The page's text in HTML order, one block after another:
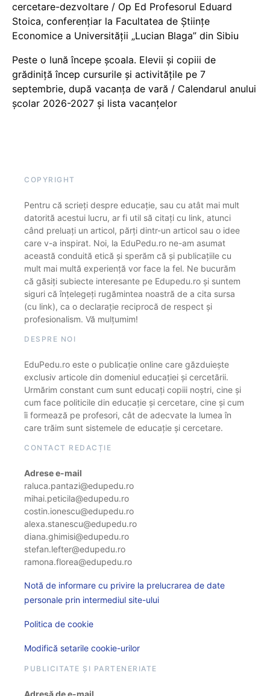
cercetare-dezvoltare / Op Ed Profesorul Eduard
Stoica, conferențiar la Facultatea de Științe
Economice a Universității „Lucian Blaga” din Sibiu
Peste o lună începe școala. Elevii și copiii de
grădiniță încep cursurile și activitățile pe 7
septembrie, după vacanța de vară / Calendarul anului
școlar 2026-2027 și lista vacanțelor
COPYRIGHT
Pentru că scrieți despre educație, sau cu atât mai mult
datorită acestui lucru, ar fi util să citați cu link, atunci
când preluați un articol, părți dintr-un articol sau o idee
care v-a inspirat. Noi, la EduPedu.ro ne-am asumat
această conduită etică și sperăm că și publicațiile cu
mult mai multă experiență vor face la fel. Ne bucurăm
că găsiți subiecte interesante pe Edupedu.ro și suntem
siguri că înțelegeți rugămintea noastră de a cita sursa
(cu link), ca o declarație reciprocă de respect și
profesionalism. Vă mulțumim!
DESPRE NOI
EduPedu.ro este o publicație online care găzduiește
exclusiv articole din domeniul educației și cercetării.
Urmărim constant cum sunt educați copiii noștri, cine și
cum face politicile din educație și cercetare, cine și cum
îi formează pe profesori, cât de adecvate la lumea în
care trăim sunt sistemele de educație și cercetare.
CONTACT REDACȚIE
Adrese e-mail
raluca.pantazi@edupedu.ro
mihai.peticila@edupedu.ro
costin.ionescu@edupedu.ro
alexa.stanescu@edupedu.ro
diana.ghimisi@edupedu.ro
stefan.lefter@edupedu.ro
ramona.florea@edupedu.ro
Notă de informare cu privire la prelucrarea de date
personale prin intermediul site-ului
Politica de cookie
Modifică setarile cookie-urilor
PUBLICITATE ȘI PARTENERIATE